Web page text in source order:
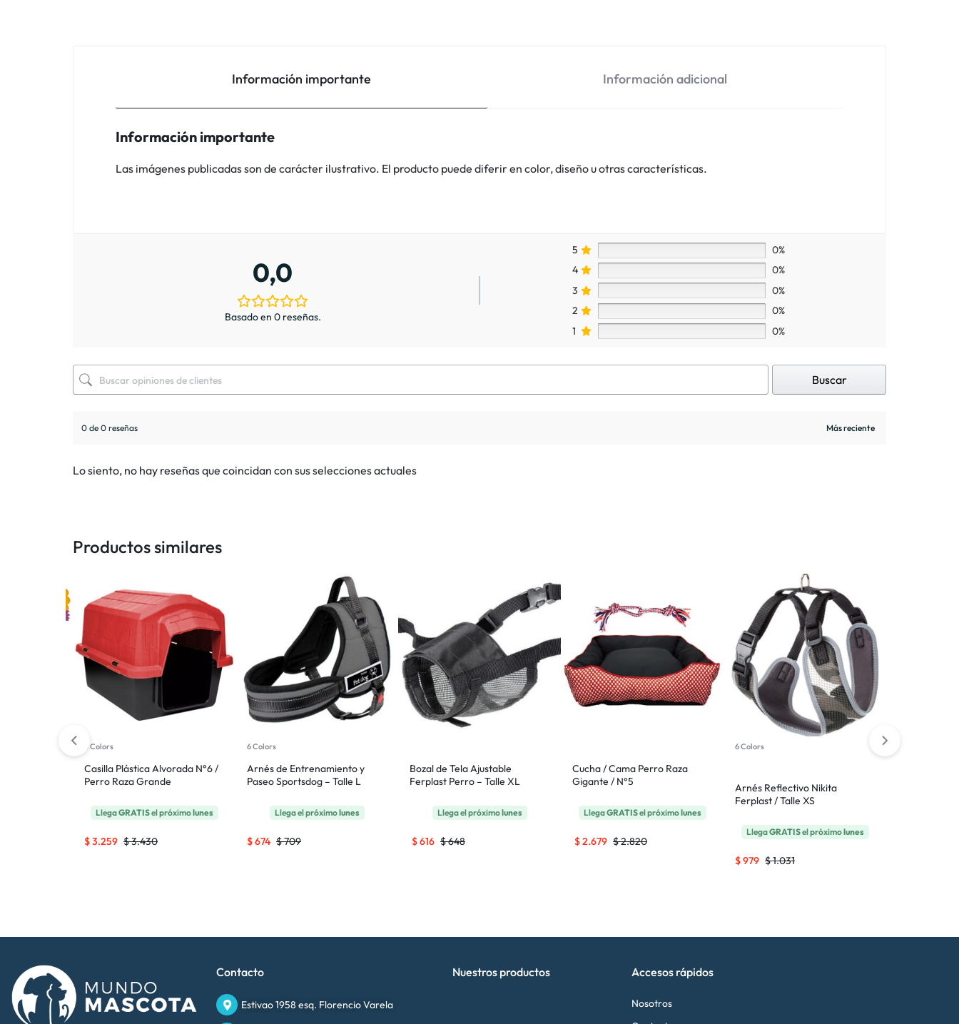
Información importante Información adicional
Información importante
Las imágenes publicadas son de carácter ilustrativo. El producto puede diferir en color, diseño u otras características.
0,0
Basado en 0 reseñas.
5
0%
4
0%
3
0%
2
0%
1
0%
Buscar
0 de 0 reseñas
Lo siento, no hay reseñas que coincidan con sus selecciones actuales
Productos similares
5 Colors
Casilla Plástica Alvorada N°6 /
Perro Raza Grande
LlegaGRATISel próximolunes
$3.430
$3.259
6 Colors
Arnés de Entrenamiento y
Paseo Sportsdog – Talle L
Llega el próximolunes
$709
$674
Bozal de Tela Ajustable
Ferplast Perro – Talle XL
Llega el próximolunes
$648
$616
Cucha / Cama Perro Raza
Gigante / N°5
LlegaGRATISel próximolunes
$2.820
$2.679
6 Colors
Arnés Reflectivo Nikita
Ferplast / Talle XS
LlegaGRATISel próximolunes
$1.031
$979
Contacto
Estivao 1958 esq. Florencio Varela
Nuestros productos Accesos rápidos
Nosotros